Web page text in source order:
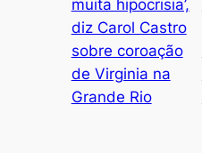
muita hipocrisia’,
diz Carol Castro
sobre coroação
de Virginia na
Grande Rio